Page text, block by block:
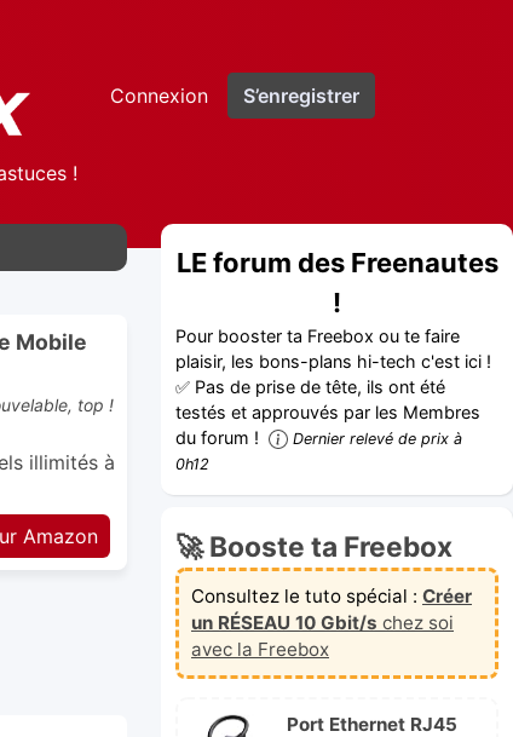
Connexion S’enregistrer
!
Mobile
top !
illimités à
Amazon
LE forum des Freenautes
!
Pour booster ta Freebox ou te faire
plaisir, les bons-plans hi-tech c'est ici !
✅ Pas de prise de tête, ils ont été
testés et approuvés par les Membres
du forum !
Dernier relevé de prix à
0h12
🚀 Booste ta Freebox
Consultez le tuto spécial : Créer
un RÉSEAU 10 Gbit/s chez soi
avec la Freebox
Port Ethernet RJ45